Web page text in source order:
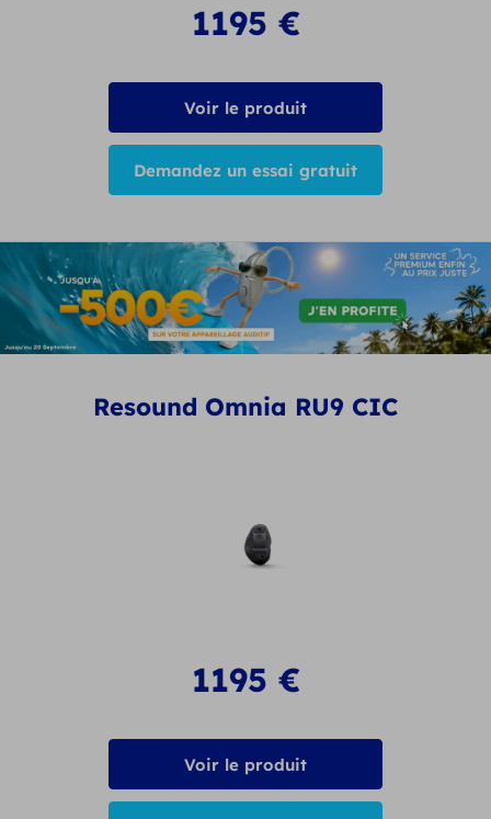
1195 €
Voir le produit
Demandez un essai gratuit
Resound Omnia RU9 CIC
1195 €
Voir le produit